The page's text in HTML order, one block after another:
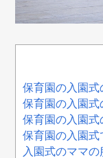
保育園の入園式
保育園の入園式
保育園の入園式
保育園の入園式
入園式のママ